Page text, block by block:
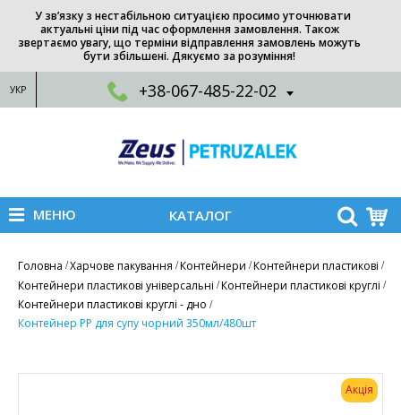
У зв’язку з нестабільною ситуацією просимо уточнювати
актуальні ціни під час оформлення замовлення. Також
звертаємо увагу, що терміни відправлення замовлень можуть
бути збільшені. Дякуємо за розуміння!
УКР +38-067-485-22-02
МЕНЮ КАТАЛОГ
Головна Харчове пакування Контейнери Контейнери пластикові
Контейнери пластикові універсальні Контейнери пластикові круглі
Контейнери пластикові круглі - дно
Контейнер РР для супу чорний 350мл/480шт
Акція